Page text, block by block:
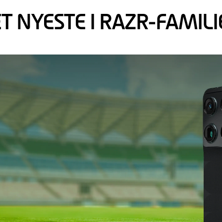
NYESTE I RAZR-